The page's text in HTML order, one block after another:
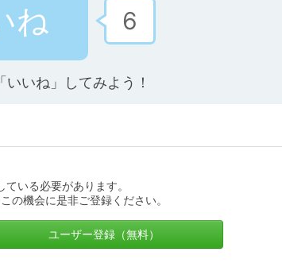
ね 6
いね」してみよう！
いる必要があります。
の機会に是非ご登録ください。
ユーザー登録（無料）